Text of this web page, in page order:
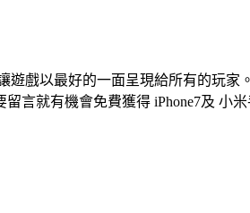
戲以最好的一面呈現給所有的玩
留言就有機會免費獲得 iPhone7及 小